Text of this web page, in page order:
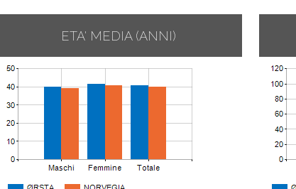
ETA' MEDIA (ANNI)